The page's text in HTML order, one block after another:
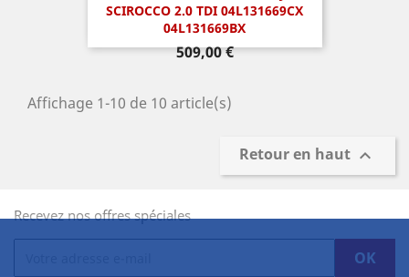
SCIROCCO 2.0 TDI 04L131669CX
04L131669BX
Prix
509,00 €
Affichage 1-10 de 10 article(s)
Retour en haut 
Recevez nos offres spéciales